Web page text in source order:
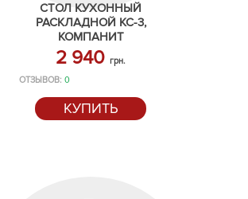
СТОЛ КУХОННЫЙ
РАСКЛАДНОЙ КС-3,
КОМПАНИТ
2 940 грн.
ОТЗЫВОВ: 0
КУПИТЬ